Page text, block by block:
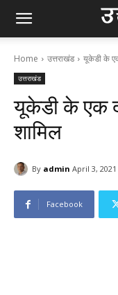
Home उत्तराखंड यूकेडी के
उत्तराखंड
यूकेडी के एक
शामिल
By admin April 3, 2021
Facebook